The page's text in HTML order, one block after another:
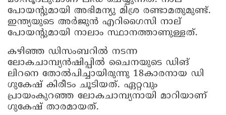
പോയന്റുമായി അഭിമന്യു മിശ്ര രണ്ടാമതുമുണ്ട്.
ഇന്ത്യയുടെ അർജുൻ എറിഗൈസി നാല്
പോയന്റുമായി നാലാം സ്ഥാനത്താണുള്ളത്.
കഴിഞ്ഞ ഡിസംബറിൽ നടന്ന
ലോകചാമ്പ്യൻഷിപ്പിൽ ചൈനയുടെ ഡിങ്
ലിറനെ തോൽപിച്ചായിരുന്നു 18കാരനായ ഡി
ഗുകേഷ് കിരീടം ചൂടിയത്. ഏറ്റവും
പ്രായംകുറഞ്ഞ ലോകചാമ്പ്യനായി മാറിയാണ്
ഗുകേഷ് താരമായത്.